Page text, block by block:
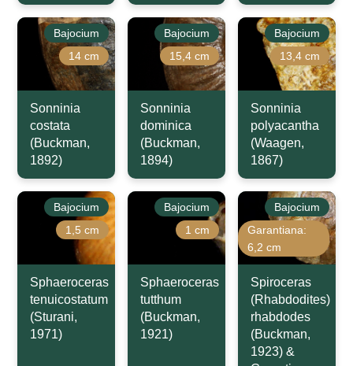
Bajocium
14 cm
Sonninia
costata
(Buckman,
1892)
Bajocium
15,4 cm
Sonninia
dominica
(Buckman,
1894)
Bajocium
13,4 cm
Sonninia
polyacantha
(Waagen,
1867)
Bajocium
1,5 cm
Sphaeroceras
tenuicostatum
(Sturani,
1971)
Bajocium
1 cm
Sphaeroceras
tutthum
(Buckman,
1921)
Bajocium
Garantiana:
6,2 cm
Spiroceras
(Rhabdodites)
rhabdodes
(Buckman,
1923) &